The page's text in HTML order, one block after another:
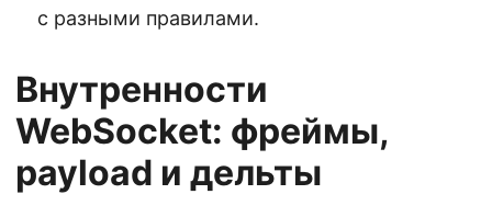
с разными правилами.
Внутренности
WebSocket: фреймы,
payload и дельты